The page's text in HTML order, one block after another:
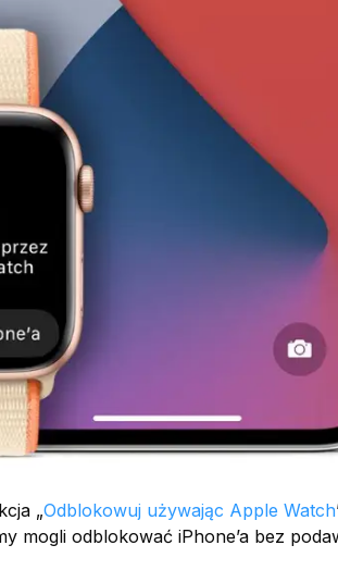
„Odblokowuj używając Apple Watch
mogli odblokować iPhone’a bez